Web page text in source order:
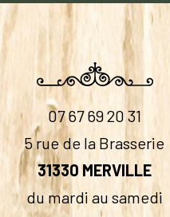
07 67 69 20 31
5 rue de la Brasserie
31330 MERVILLE
du mardi au samedi